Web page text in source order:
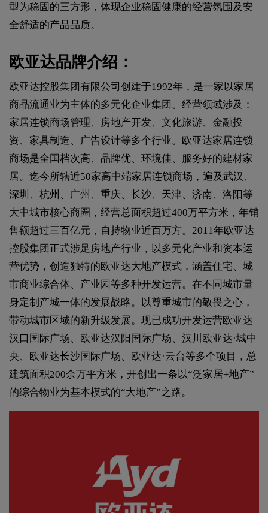
型为稳固的三方形，体现企业稳固健康的经营氛围及安
全舒适的产品品质。
欧亚达品牌介绍：
欧亚达控股集团有限公司创建于1992年，是一家以家居
商品流通业为主体的多元化企业集团。经营领域涉及：
家居连锁商场管理、房地产开发、文化旅游、金融投
资、家具制造、广告设计等多个行业。欧亚达家居连锁
商场是全国档次高、品牌优、环境佳、服务好的建材家
居。迄今所辖近50家高中端家居连锁商场，遍及武汉、
深圳、杭州、广州、重庆、长沙、天津、济南、洛阳等
大中城市核心商圈，经营总面积超过400万平方米，年销
售额超过三百亿元，自持物业近百万方。2011年欧亚达
控股集团正式涉足房地产行业，以多元化产业和资本运
营优势，创造独特的欧亚达大地产模式，涵盖住宅、城
市商业综合体、产业园等多种开发运营。在不同城市量
身定制产城一体的发展战略。以尊重城市的敬畏之心，
带动城市区域的新升级发展。现已成功开发运营欧亚达
汉口国际广场、欧亚达汉阳国际广场、汉川欧亚达·城中
央、欧亚达长沙国际广场、欧亚达·云台等多个项目，总
建筑面积200余万平方米，开创出一条以“泛家居+地产”
的综合物业为基本模式的“大地产”之路。